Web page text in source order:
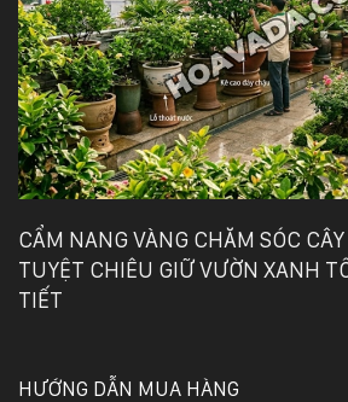
CẨM NANG VÀNG CHĂM SÓC
TUYỆT CHIÊU GIỮ VƯỜN XANH
TIẾT
HƯỚNG DẪN MUA HÀNG